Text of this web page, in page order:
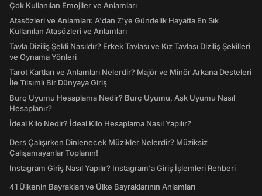
Çok Kullanılan Emojiler ve Anlamları
Atasözleri ve Anlamları: A'dan Z'ye Gündelik Hayatta En Sık
Kullanılan Atasözleri ve Anlamları
Tavla Diziliş Şekli Nasıldır? Erkek Tavlası ve Kız Tavlası Diziliş Şekilleri
ve Oynama Yönleri
Tarot Kartları ve Anlamları Nelerdir? Majör ve Minör Arkana Desteleri
İle Tılsımlı Bir Dünyaya Giriş
Burç Uyumu Hesaplama Nedir? Burç Uyumu, Aşk Uyumu Nasıl
Hesaplanır?
İdeal Kilo Nedir? İdeal Kilo Hesaplama Nasıl Yapılır?
Ders Çalışırken Dinlenecek Müzikler Nelerdir? Müziksiz
Çalışamayanlar Toplanın!
Instagram Giriş Nasıl Yapılır? Instagram'a Giriş İşlemleri Rehberi
41 Ülkenin Bayrakları ve Ülke Bayraklarının Anlamları